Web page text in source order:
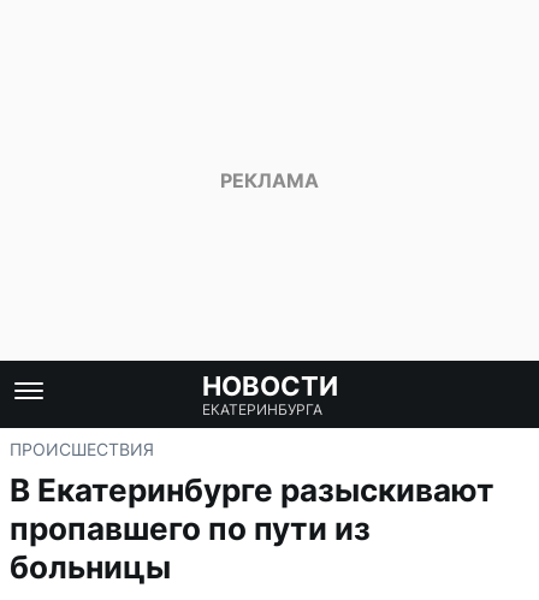
НОВОСТИ
ЕКАТЕРИНБУРГА
ПРОИСШЕСТВИЯ
В Екатеринбурге разыскивают
пропавшего по пути из
больницы